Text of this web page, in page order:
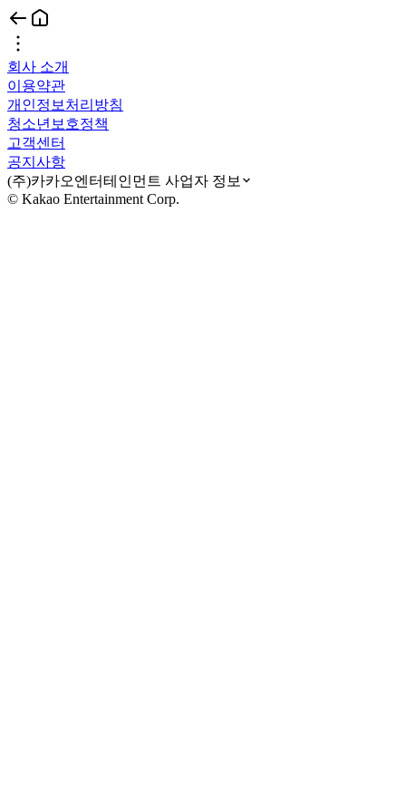
회사 소개
이용약관
개인정보처리방침
청소년보호정책
고객센터
공지사항
(주)카카오엔터테인먼트 사업자 정보
© Kakao Entertainment Corp.